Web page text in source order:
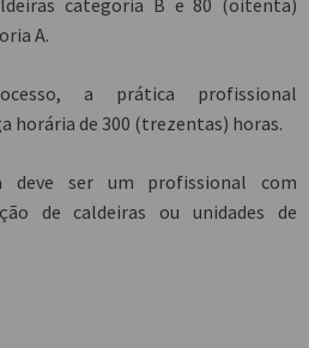
categoria B e 80 (oitenta)
A.
a prática profissional
horária de 300 (trezentas) horas.
deve ser um profissional com
de caldeiras ou unidades de